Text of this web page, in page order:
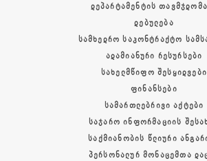
ᲓᲔᲞᲐᲠᲢᲐᲛᲔᲜᲢᲘᲡ
ᲓᲔᲑᲣᲚᲔᲑᲐ
ᲡᲐᲛᲮᲔᲓᲠᲝ ᲡᲐᲙᲝᲜᲢᲠᲐᲥᲢᲝ
ᲐᲓᲐᲛᲘᲐᲜᲣᲠᲘ ᲠᲔᲡᲣᲠᲡᲔᲑᲘ
ᲡᲐᲮᲔᲚᲛᲬᲘᲤᲝ ᲨᲔᲡᲧᲘᲓᲕᲔᲑᲘ
ᲤᲘᲜᲐᲜᲡᲔᲑᲘ
ᲡᲐᲛᲐᲠᲗᲚᲔᲑᲠᲘᲕᲘ ᲐᲥᲢᲔᲑᲘ
ᲡᲐᲯᲐᲠᲝ ᲘᲜᲤᲝᲠᲛᲐᲪᲘᲘᲡ
ᲡᲐᲥᲛᲘᲐᲜᲝᲑᲘᲡ ᲬᲚᲘᲣᲠᲘ
ᲞᲔᲠᲡᲝᲜᲐᲚᲣᲠ ᲛᲝᲜᲐᲪᲔᲛᲗᲐ